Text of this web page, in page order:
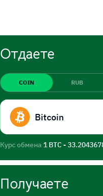
Отдаете
COIN RUB
Bitcoin
Курс обмена 1 BTC -
Получаете